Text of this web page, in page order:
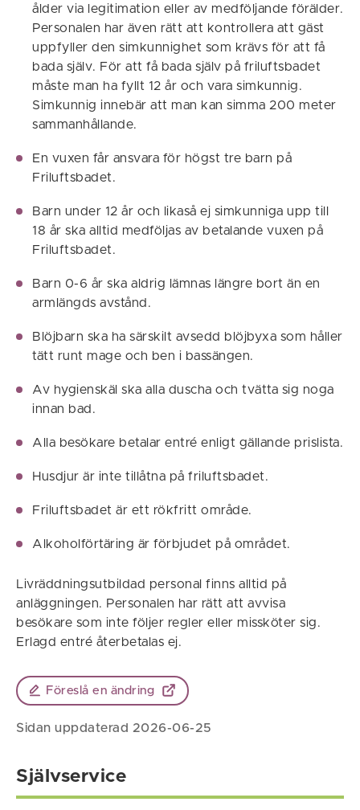
ålder via legitimation eller av medföljande förälder.
Personalen har även rätt att kontrollera att gäst
uppfyller den simkunnighet som krävs för att få
bada själv. För att få bada själv på friluftsbadet
måste man ha fyllt 12 år och vara simkunnig.
Simkunnig innebär att man kan simma 200 meter
sammanhållande.
En vuxen får ansvara för högst tre barn på
Friluftsbadet.
Barn under 12 år och likaså ej simkunniga upp till
18 år ska alltid medföljas av betalande vuxen på
Friluftsbadet.
Barn 0-6 år ska aldrig lämnas längre bort än en
armlängds avstånd.
Blöjbarn ska ha särskilt avsedd blöjbyxa som håller
tätt runt mage och ben i bassängen.
Av hygienskäl ska alla duscha och tvätta sig noga
innan bad.
Alla besökare betalar entré enligt gällande prislista.
Husdjur är inte tillåtna på friluftsbadet.
Friluftsbadet är ett rökfritt område.
Alkoholförtäring är förbjudet på området.
Livräddningsutbildad personal finns alltid på
anläggningen. Personalen har rätt att avvisa
besökare som inte följer regler eller missköter sig.
Erlagd entré återbetalas ej.
Föreslå en ändring
Sidan uppdaterad 2026-06-25
Självservice